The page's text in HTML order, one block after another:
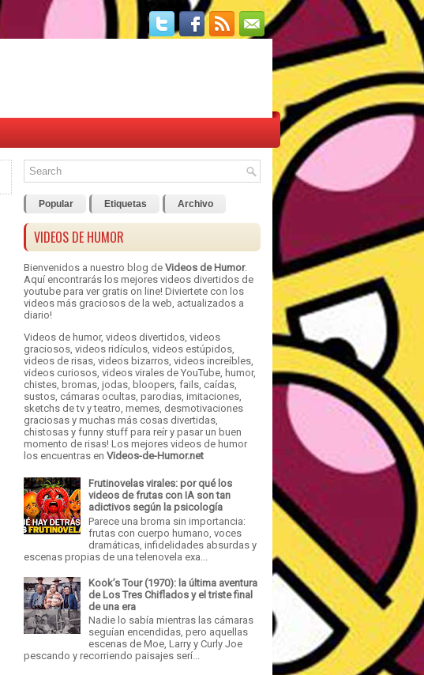
Popular Etiquetas Archivo
VIDEOS DE HUMOR
Bienvenidos a nuestro blog de Videos de Humor.
Aquí encontrarás los mejores videos divertidos de
youtube para ver gratis on line! Diviertete con los
videos más graciosos de la web, actualizados a
diario!
Videos de humor, videos divertidos, videos
graciosos, videos ridículos, videos estúpidos,
videos de risas, videos bizarros, videos increíbles,
videos curiosos, videos virales de YouTube, humor,
chistes, bromas, jodas, bloopers, fails, caídas,
sustos, cámaras ocultas, parodias, imitaciones,
sketchs de tv y teatro, memes, desmotivaciones
graciosas y muchas más cosas divertidas,
chistosas y funny stuff para reír y pasar un buen
momento de risas! Los mejores videos de humor
los encuentras en Videos-de-Humor.net
Frutinovelas virales: por qué los
videos de frutas con IA son tan
adictivos según la psicología
Parece una broma sin importancia:
frutas con cuerpo humano, voces
dramáticas, infidelidades absurdas y
escenas propias de una telenovela exa...
Kook’s Tour (1970): la última aventura
de Los Tres Chiflados y el triste final
de una era
Nadie lo sabía mientras las cámaras
seguían encendidas, pero aquellas
escenas de Moe, Larry y Curly Joe
pescando y recorriendo paisajes serí...